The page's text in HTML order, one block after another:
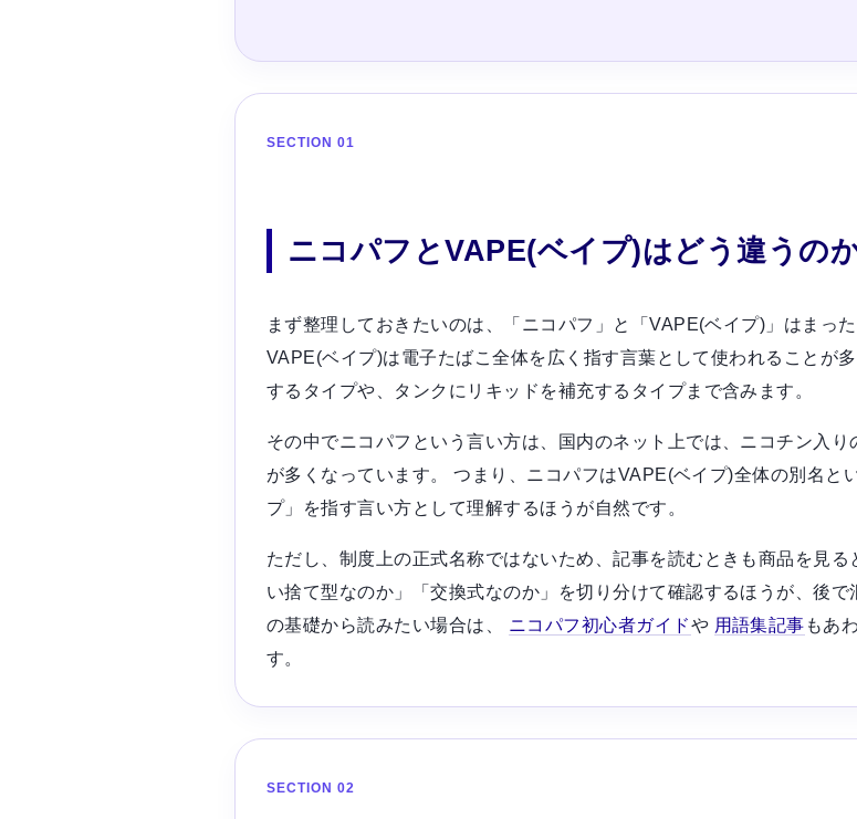
SECTION 01
ニコパフとVAPE(ベイプ)はどう違うの
まず整理しておきたいのは、「ニコパフ」と「VAPE(ベイプ)」はまっ
VAPE(ベイプ)は電子たばこ全体を広く指す言葉として使われることが
するタイプや、タンクにリキッドを補充するタイプまで含みます。
その中でニコパフという言い方は、国内のネット上では、ニコチン入
が多くなっています。 つまり、ニコパフはVAPE(ベイプ)全体の別名と
プ」を指す言い方として理解するほうが自然です。
ただし、制度上の正式名称ではないため、記事を読むときも商品を見
い捨て型なのか」「交換式なのか」を切り分けて確認するほうが、後
の基礎から読みたい場合は、 ニコパフ初心者ガイドや 用語集記事 もあ
す。
SECTION 02